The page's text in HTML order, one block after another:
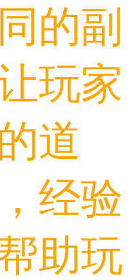
的副
玩家
道
经验
助玩